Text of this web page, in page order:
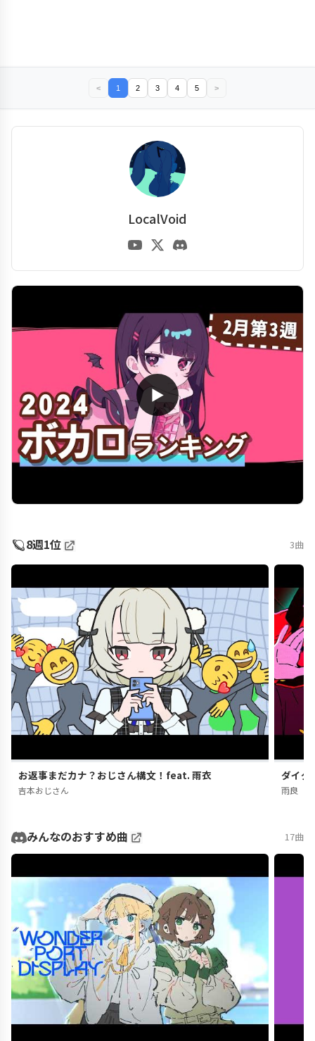
< 1 2 3 4 5 >
LocalVoid
▶
🪐8週1位 3曲
お返事まだカナ？おじさん構文！feat. 雨衣
吉本おじさん
ダイダ
雨良
みんなのおすすめ曲 17曲